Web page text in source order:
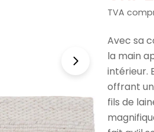
de
TVA
Avec sa
la main
intérieur.
offrant
fils de